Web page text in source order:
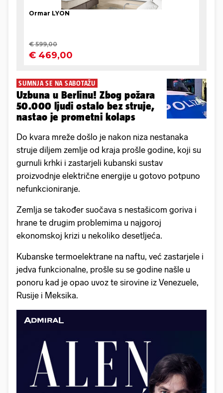
SUMNJA SE NA SABOTAŽU
Uzbuna u Berlinu! Zbog požara
50.000 ljudi ostalo bez struje,
nastao je prometni kolaps
Do kvara mreže došlo je nakon niza nestanaka
struje diljem zemlje od kraja prošle godine, koji su
gurnuli krhki i zastarjeli kubanski sustav
proizvodnje električne energije u gotovo potpuno
nefunkcioniranje.
Zemlja se također suočava s nestašicom goriva i
hrane te drugim problemima u najgoroj
ekonomskoj krizi u nekoliko desetljeća.
Kubanske termoelektrane na naftu, već zastarjele i
jedva funkcionalne, prošle su se godine našle u
ponoru kad je opao uvoz te sirovine iz Venezuele,
Rusije i Meksika.